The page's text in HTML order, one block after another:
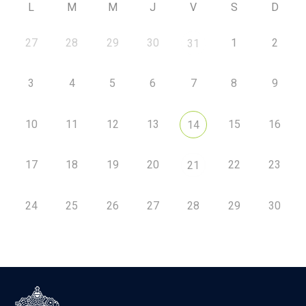
L M M J V S D
27 28 29 30 31 1 2
3 4 5 6 7 8 9
10 11 12 13 14 15 16
17 18 19 20 21 22 23
24 25 26 27 28 29 30